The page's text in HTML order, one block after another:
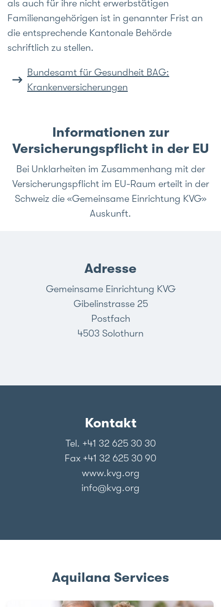
als auch für ihre nicht erwerbstätigen
Familienangehörigen ist in genannter Frist an
die entsprechende Kantonale Behörde
schriftlich zu stellen.
Bundesamt für Gesundheit BAG:
Krankenversicherungen
Informationen zur
Versicherungspflicht in der EU
Bei Unklarheiten im Zusammenhang mit der
Versicherungspflicht im EU-Raum erteilt in der
Schweiz die «Gemeinsame Einrichtung KVG»
Auskunft.
Adresse
Gemeinsame Einrichtung KVG
Gibelinstrasse 25
Postfach
4503 Solothurn
Kontakt
Tel. +41 32 625 30 30
Fax +41 32 625 30 90
www.kvg.org
info@kvg.org
Aquilana Services